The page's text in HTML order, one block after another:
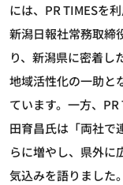
には、PR TIMESを利
新潟日報社常務取締
り、新潟県に密着し
地域活性化の一助と
ています。一方、
田育昌氏は「両社で
らに増やし、県外に
気込みを語りました。